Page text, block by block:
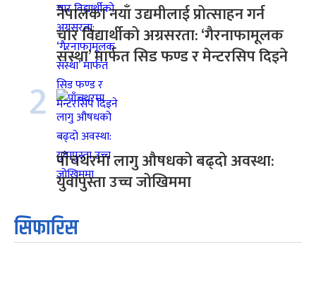
नेपालका नयाँ उद्यमीलाई प्रोत्साहन गर्न
चार विद्यार्थीको अग्रसरता: ‘गैरनाफामूलक
संस्था’ मार्फत सिड फण्ड र मेन्टरसिप दिइने
2
पाँचथरमा लागु औषधको बढ्दो अवस्था:
युवापुस्ता उच्च जोखिममा
सिफारिस